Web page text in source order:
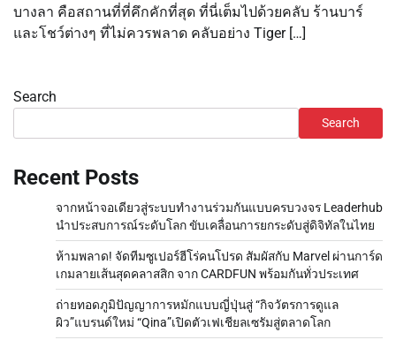
บางลา คือสถานที่ที่คึกคักที่สุด ที่นี่เต็มไปด้วยคลับ ร้านบาร์
และโชว์ต่างๆ ที่ไม่ควรพลาด คลับอย่าง Tiger […]
Search
Search
Recent Posts
จากหน้าจอเดียวสู่ระบบทำงานร่วมกันแบบครบวงจร Leaderhub
นำประสบการณ์ระดับโลก ขับเคลื่อนการยกระดับสู่ดิจิทัลในไทย
ห้ามพลาด! จัดทีมซูเปอร์ฮีโร่คนโปรด สัมผัสกับ Marvel ผ่านการ์ด
เกมลายเส้นสุดคลาสสิก จาก CARDFUN พร้อมกันทั่วประเทศ
ถ่ายทอดภูมิปัญญาการหมักแบบญี่ปุ่นสู่ “กิจวัตรการดูแล
ผิว”แบรนด์ใหม่ “Qina”เปิดตัวเฟเชียลเซรัมสู่ตลาดโลก